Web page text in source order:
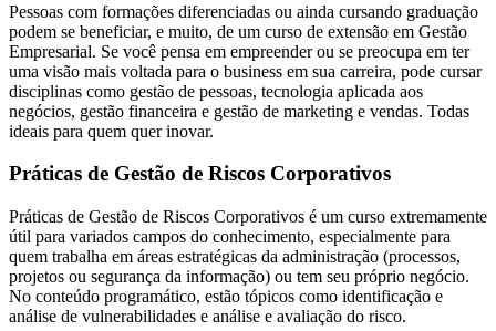
Pessoas com formações diferenciadas ou ainda cursando graduação
podem se beneficiar, e muito, de um curso de extensão em Gestão
Empresarial. Se você pensa em empreender ou se preocupa em ter
uma visão mais voltada para o business em sua carreira, pode cursar
disciplinas como gestão de pessoas, tecnologia aplicada aos
negócios, gestão financeira e gestão de marketing e vendas. Todas
ideais para quem quer inovar.
Práticas de Gestão de Riscos Corporativos
Práticas de Gestão de Riscos Corporativos é um curso extremamente
útil para variados campos do conhecimento, especialmente para
quem trabalha em áreas estratégicas da administração (processos,
projetos ou segurança da informação) ou tem seu próprio negócio.
No conteúdo programático, estão tópicos como identificação e
análise de vulnerabilidades e análise e avaliação do risco.